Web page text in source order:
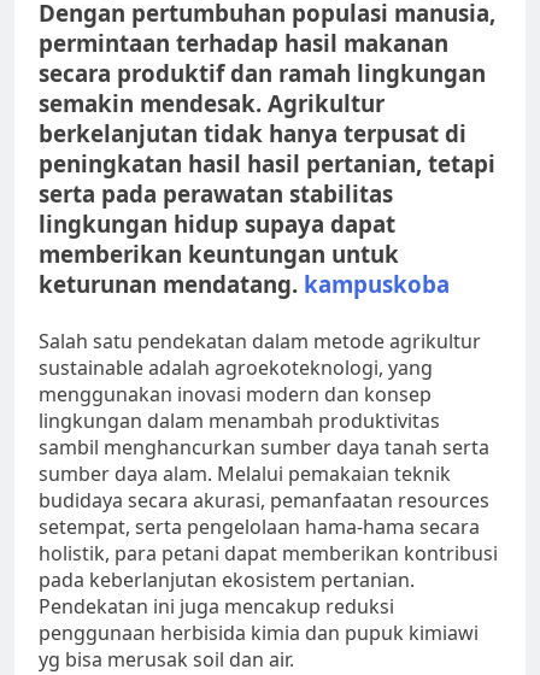
Dengan pertumbuhan populasi manusia,
permintaan terhadap hasil makanan
secara produktif dan ramah lingkungan
semakin mendesak. Agrikultur
berkelanjutan tidak hanya terpusat di
peningkatan hasil hasil pertanian, tetapi
serta pada perawatan stabilitas
lingkungan hidup supaya dapat
memberikan keuntungan untuk
keturunan mendatang. kampuskoba
Salah satu pendekatan dalam metode agrikultur
sustainable adalah agroekoteknologi, yang
menggunakan inovasi modern dan konsep
lingkungan dalam menambah produktivitas
sambil menghancurkan sumber daya tanah serta
sumber daya alam. Melalui pemakaian teknik
budidaya secara akurasi, pemanfaatan resources
setempat, serta pengelolaan hama-hama secara
holistik, para petani dapat memberikan kontribusi
pada keberlanjutan ekosistem pertanian.
Pendekatan ini juga mencakup reduksi
penggunaan herbisida kimia dan pupuk kimiawi
yg bisa merusak soil dan air.